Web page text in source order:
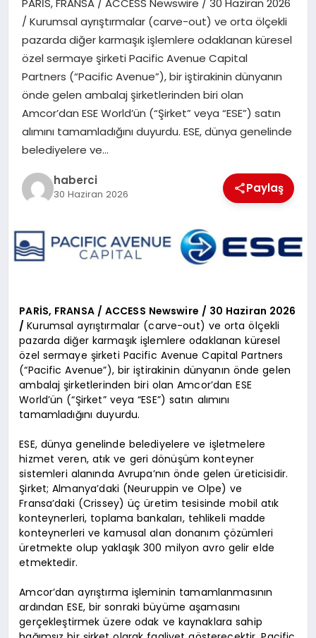
YAŞAM
PARİS, FRANSA / ACCESS Newswire / 30 Haziran 2026
/ Kurumsal ayrıştırmalar (carve-out) ve orta ölçekli
pazarda diğer karmaşık işlemlere odaklanan küresel
özel sermaye şirketi Pacific Avenue Capital
Partners (“Pacific Avenue”), bir iştirakinin dünyanın
önde gelen ambalaj şirketlerinden biri olan
Amcor’dan ESE World’ün (“Şirket” veya “ESE”) satın
alımını tamamladığını duyurdu. ESE, dünya genelinde
belediyelere ve…
haberci
30 Haziran 2026 Paylaş
PARİS, FRANSA / ACCESS Newswire / 30 Haziran 2026
/Kurumsal ayrıştırmalar (carve-out) ve orta ölçekli
pazarda diğer karmaşık işlemlere odaklanan küresel
özel sermaye şirketi Pacific Avenue Capital Partners
(“Pacific Avenue”), bir iştirakinin dünyanın önde gelen
ambalaj şirketlerinden biri olan Amcor’dan ESE
World’ün (“Şirket” veya “ESE”) satın alımını
tamamladığını duyurdu.
ESE, dünya genelinde belediyelere ve işletmelere
hizmet veren, atık ve geri dönüşüm konteyner
sistemleri alanında Avrupa’nın önde gelen üreticisidir.
Şirket; Almanya’daki (Neuruppin ve Olpe) ve
Fransa’daki (Crissey) üç üretim tesisinde mobil atık
konteynerleri, toplama bankaları, tehlikeli madde
konteynerleri ve kamusal alan donanım çözümleri
üretmekte olup yaklaşık 300 milyon avro gelir elde
etmektedir.
Amcor’dan ayrıştırma işleminin tamamlanmasının
ardından ESE, bir sonraki büyüme aşamasını
gerçekleştirmek üzere odak ve kaynaklara sahip